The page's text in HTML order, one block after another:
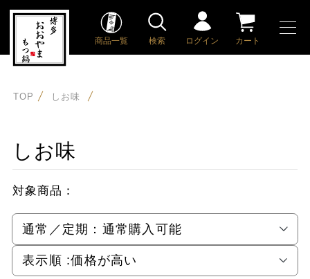
商品一覧 検索 ログイン カート
TOP しお味
しお味
対象商品：
通常／定期： 通常購入可能
表示順 :価格が高い